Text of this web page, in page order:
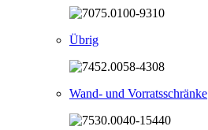
Übrig
Wand- und Vorratsschränke